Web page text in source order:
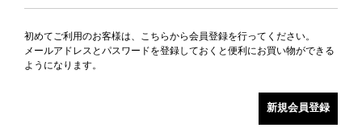
初めてご利用のお客様は、こちらから会員登録を行ってください。
メールアドレスとパスワードを登録しておくと便利にお買い物ができる
ようになります。